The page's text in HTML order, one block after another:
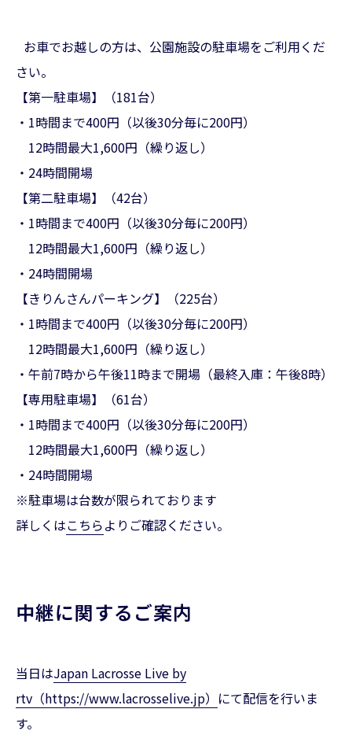
お車でお越しの方は、公園施設の駐車場をご利用くだ
さい。
【第一駐車場】（181台）
・1時間まで400円（以後30分毎に200円）
12時間最大1,600円（繰り返し）
・24時間開場
【第二駐車場】（42台）
・1時間まで400円（以後30分毎に200円）
12時間最大1,600円（繰り返し）
・24時間開場
【きりんさんパーキング】（225台）
・1時間まで400円（以後30分毎に200円）
12時間最大1,600円（繰り返し）
・午前7時から午後11時まで開場（最終入庫：午後8時）
【専用駐車場】（61台）
・1時間まで400円（以後30分毎に200円）
12時間最大1,600円（繰り返し）
・24時間開場
※駐車場は台数が限られております
詳しくはこちらよりご確認ください。
中継に関するご案内
当日はJapan Lacrosse Live by
rtv（https://www.lacrosselive.jp） にて配信を行いま
す。